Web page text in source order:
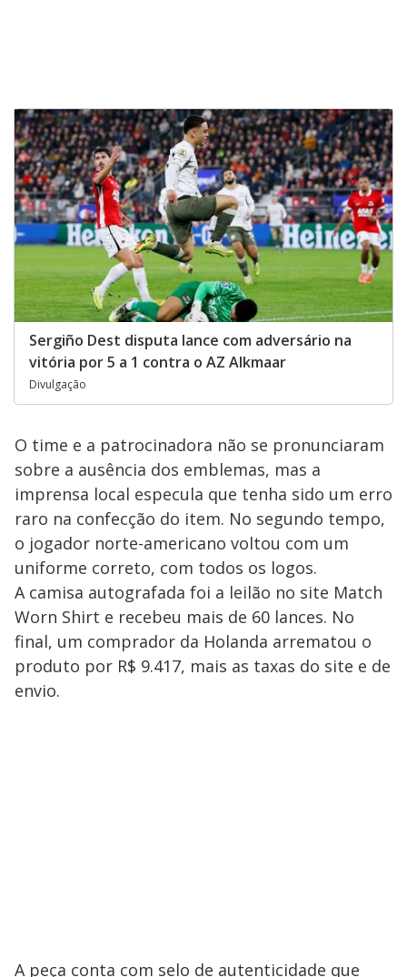
Sergiño Dest disputa lance com adversário na
vitória por 5 a 1 contra o AZ Alkmaar
Divulgação
O time e a patrocinadora não se pronunciaram
sobre a ausência dos emblemas, mas a
imprensa local especula que tenha sido um erro
raro na confecção do item. No segundo tempo,
o jogador norte-americano voltou com um
uniforme correto, com todos os logos.
A camisa autografada foi a leilão no site Match
Worn Shirt e recebeu mais de 60 lances. No
final, um comprador da Holanda arrematou o
produto por R$ 9.417, mais as taxas do site e de
envio.
A peça conta com selo de autenticidade que